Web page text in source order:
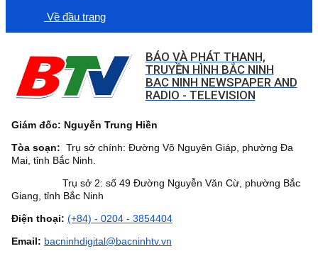
Về đầu trang
BÁO VÀ PHÁT THANH,
TRUYỀN HÌNH BẮC NINH
BAC NINH NEWSPAPER AND
RADIO - TELEVISION
Giám đốc: Nguyễn Trung Hiền
Tòa soạn: Trụ sở chính: Đường Võ Nguyên Giáp, phường Đa
Mai, tỉnh Bắc Ninh.
Trụ sở 2: số 49 Đường Nguyễn Văn Cừ, phường Bắc
Giang, tỉnh Bắc Ninh
Điện thoại: (+84) - 0204 - 3854404
Email: bacninhdigital@bacninhtv.vn